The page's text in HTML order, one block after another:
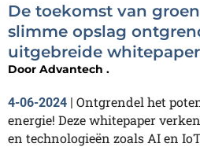
De toekomst van
slimme opslag
uitgebreide whitepaper
Door Advantech .
4-06-2024 | Ontgrendel het
energie! Deze whitepaper
en technologieën zoals AI en